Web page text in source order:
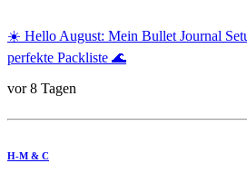
☀️ Hello August: Mein Bullet Journal
perfekte Packliste 🌊
vor 8 Tagen
H-M & C